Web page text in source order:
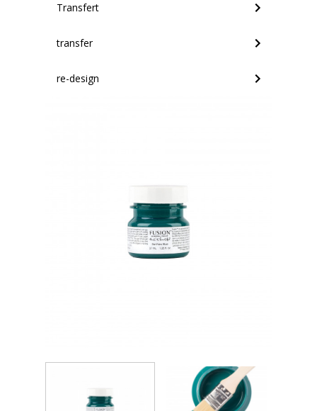
Transfert
transfer
re-design